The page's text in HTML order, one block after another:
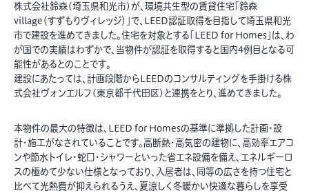
株式会社鈴森(埼玉県和光市)が、環境共生型の賃貸住宅「鈴森
village（すずもりヴィレッジ）」で、LEED認証取得を目指して埼玉県和光
市で建設を進めてきました。住宅を対象とする「LEED for Homes」は、わ
が国での実績はわずかで、当物件が認証を取得すると国内4例目となる可
能性があるとのことです。
建設にあたっては、計画段階からLEEDのコンサルティングを手掛ける株
式会社ヴォンエルフ(東京都千代田区)と連携をとり、進めてきました。
本物件の最大の特徴は、LEED for Homesの基準に準拠した計画・設
計・施工がなされていることです。高断熱・高気密の建物に、高効率エアコ
ンや節水トイレ・蛇口・シャワーといった省エネ設備を備え、エネルギーロ
スの極めて少ない仕様となっており、入居者は、同等の広さを持つ住宅と
比べて光熱費が抑えられるうえ、夏涼しく冬暖かい快適な暮らしを享受